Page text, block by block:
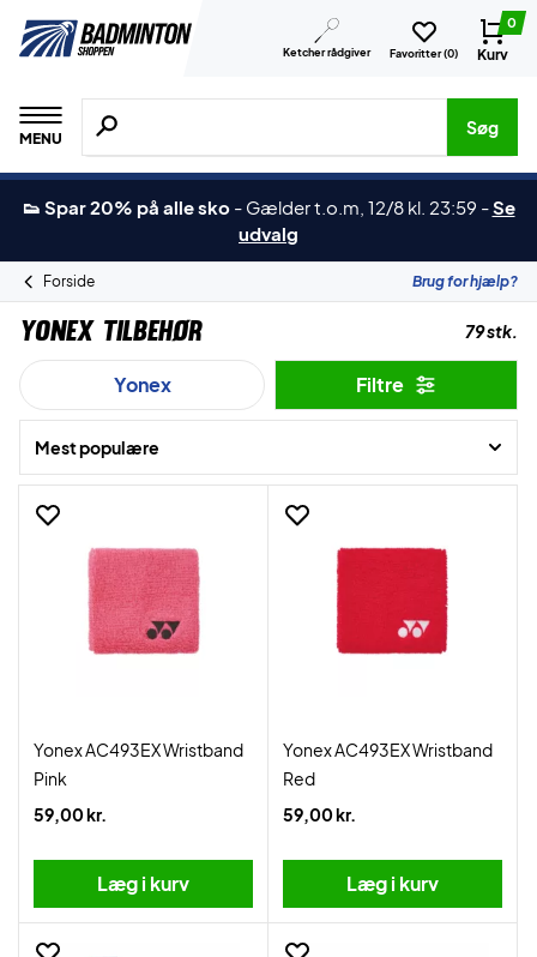
Ketcher rådgiver Favoritter (0)
0
Kurv
MENU
Søg efter produkter, mærker etc.
Søg
👟 Spar 20% på alle sko - Gælder t.o.m, 12/8 kl. 23:59 -Se
udvalg
Forside Brug for hjælp?
Yonex Tilbehør 79 stk.
Yonex Filtre
Mest populære
Yonex AC493EX Wristband
Pink
59,00 kr.
Læg i kurv
Yonex AC493EX Wristband
Red
59,00 kr.
Læg i kurv